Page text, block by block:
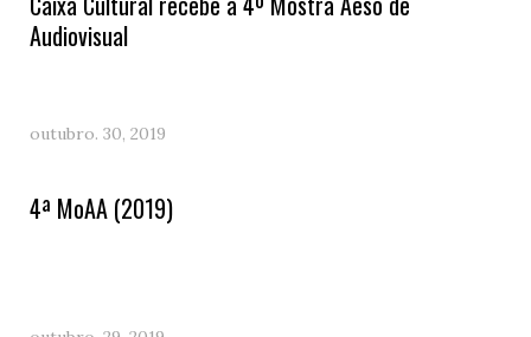
Audiovisual
outubro. 30, 2019
4ª MoAA (2019)